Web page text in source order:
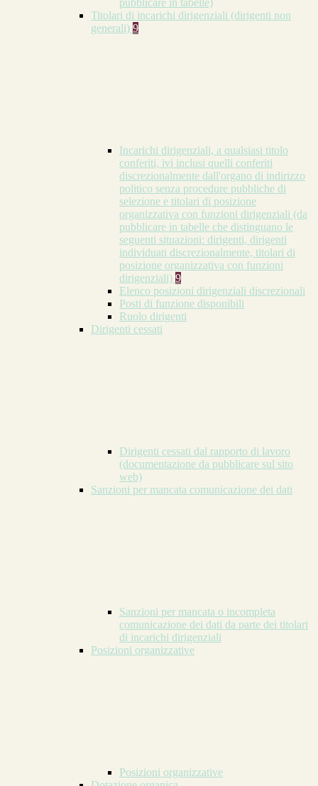
pubblicare in tabelle)
Titolari di incarichi dirigenziali (dirigenti non
generali) 9
Incarichi dirigenziali, a qualsiasi titolo
conferiti, ivi inclusi quelli conferiti
discrezionalmente dall'organo di indirizzo
politico senza procedure pubbliche di
selezione e titolari di posizione
organizzativa con funzioni dirigenziali (da
pubblicare in tabelle che distinguano le
seguenti situazioni: dirigenti, dirigenti
individuati discrezionalmente, titolari di
posizione organizzativa con funzioni
dirigenziali) 9
Elenco posizioni dirigenziali discrezionali
Posti di funzione disponibili
Ruolo dirigenti
Dirigenti cessati
Dirigenti cessati dal rapporto di lavoro
(documentazione da pubblicare sul sito
web)
Sanzioni per mancata comunicazione dei dati
Sanzioni per mancata o incompleta
comunicazione dei dati da parte dei titolari
di incarichi dirigenziali
Posizioni organizzative
Posizioni organizzative